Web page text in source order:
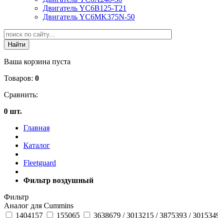
Двигатель YC6B125-T21
Двигатель YC6MK375N-50
Ваша корзина пуста
Товаров: 0
Сравнить:
0 шт.
Главная
Каталог
Fleetguard
Фильтр воздушный
Фильтр
Аналог для Cummins
1404157
155065 3638679 / 3013215 / 3875393 /